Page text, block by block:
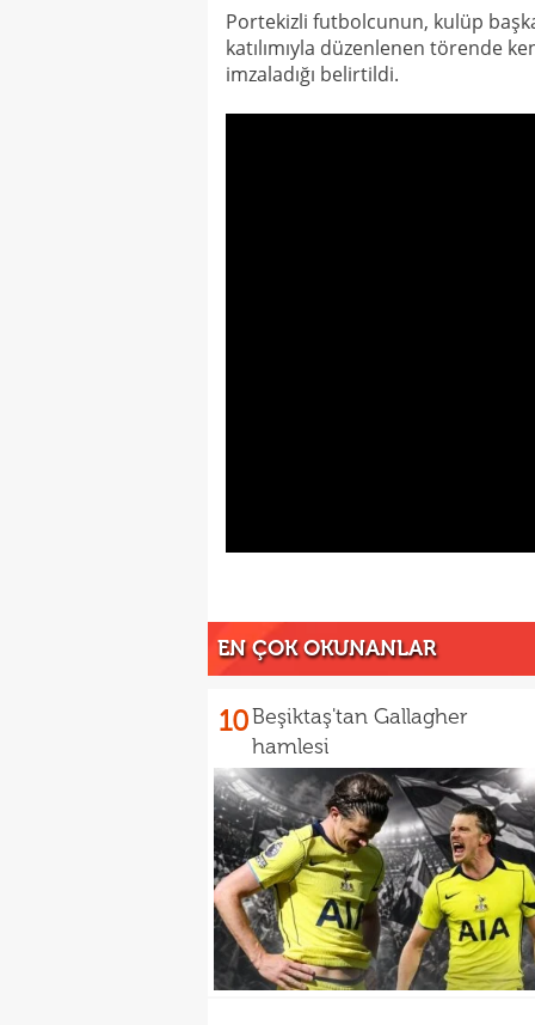
Portekizli futbolcunun, kulüp
katılımıyla düzenlenen törende
imzaladığı belirtildi.
EN ÇOK OKUNANLAR
10Beşiktaş'tan Gallagher
hamlesi